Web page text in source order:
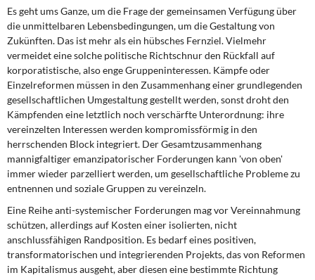
Es geht ums Ganze, um die Frage der gemeinsamen Verfügung über
die unmittelbaren Lebensbedingungen, um die Gestaltung von
Zukünften. Das ist mehr als ein hübsches Fernziel. Vielmehr
vermeidet eine solche politische Richtschnur den Rückfall auf
korporatistische, also enge Gruppeninteressen. Kämpfe oder
Einzelreformen müssen in den Zusammenhang einer grundlegenden
gesellschaftlichen Umgestaltung gestellt werden, sonst droht den
Kämpfenden eine letztlich noch verschärfte Unterordnung: ihre
vereinzelten Interessen werden kompromissförmig in den
herrschenden Block integriert. Der Gesamtzusammenhang
mannigfaltiger emanzipatorischer Forderungen kann 'von oben'
immer wieder parzelliert werden, um gesellschaftliche Probleme zu
entnennen und soziale Gruppen zu vereinzeln.
Eine Reihe anti-systemischer Forderungen mag vor Vereinnahmung
schützen, allerdings auf Kosten einer isolierten, nicht
anschlussfähigen Randposition. Es bedarf eines positiven,
transformatorischen und integrierenden Projekts, das von Reformen
im Kapitalismus ausgeht, aber diesen eine bestimmte Richtung